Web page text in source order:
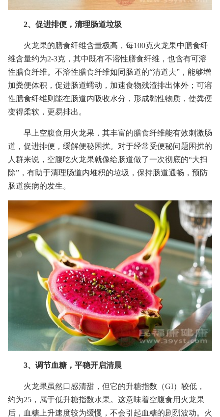
2、促进排便，清理肠道垃圾
火龙果的膳食纤维含量极高，每100克火龙果中膳食纤
维含量约为2-3克，其中既有不溶性膳食纤维，也含有可溶
性膳食纤维。不溶性膳食纤维如同肠道的“清道夫”，能够增
加粪便体积，促进肠道蠕动，加速食物残渣排出体外；可溶
性膳食纤维则能在肠道内吸收水分，形成黏性物质，使粪便
变得柔软，更易排出。
早上空腹食用火龙果，其丰富的膳食纤维能有效刺激肠
道，促进排便，缓解便秘困扰。对于经常受便秘问题困扰的
人群来说，空腹吃火龙果就像给肠道做了一次彻底的“大扫
除”，有助于清理肠道内堆积的垃圾，保持肠道通畅，预防
肠道疾病的发生。
3、调节血糖，平稳开启清晨
火龙果虽然口感清甜，但它的升糖指数（GI）较低，
约为25，属于低升糖指数水果。这意味着空腹食用火龙果
后，血糖上升速度较为缓慢，不会引起血糖的剧烈波动。火